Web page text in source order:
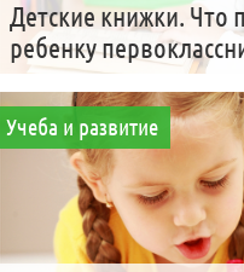
Детские книжки. Что
ребенку
Учеба и развитие